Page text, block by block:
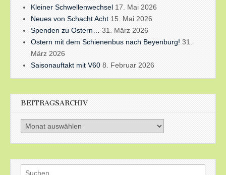
Kleiner Schwellenwechsel 17. Mai 2026
Neues von Schacht Acht 15. Mai 2026
Spenden zu Ostern…
31. März 2026
Ostern mit dem Schienenbus nach Beyenburg! 31.
März 2026
Saisonauftakt mit V60 8. Februar 2026
BEITRAGSARCHIV
Beitragsarchiv
Suchen